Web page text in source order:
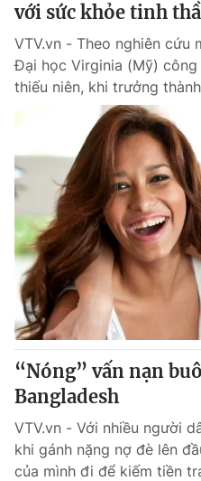
với sức khỏe tinh
VTV.vn - Theo nghiên cứu
Đại học Virginia (Mỹ)
thiếu niên, khi trưởng
“Nóng” vấn nạn
Bangladesh
VTV.vn - Với nhiều người
khi gánh nặng nợ đè lên
của mình đi để kiếm tiền